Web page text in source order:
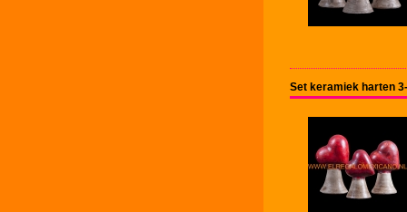
Set keramiek harten